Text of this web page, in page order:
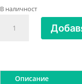
В наличност
М4х8Описание